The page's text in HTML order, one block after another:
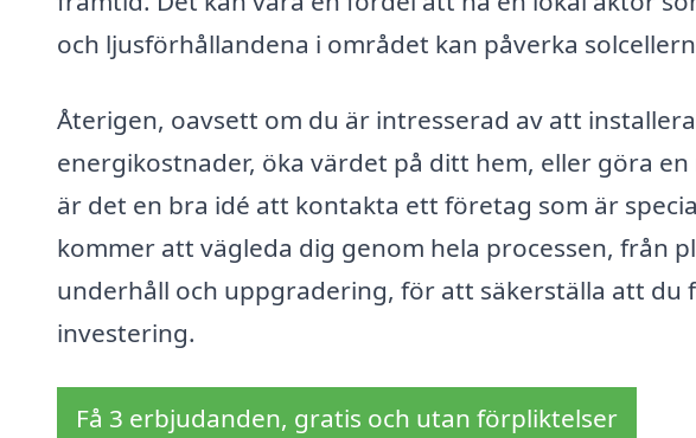
och ljusförhållandena i området kan påverka
Återigen, oavsett om du är intresserad av att
energikostnader, öka värdet på ditt hem, eller göra
är det en bra idé att kontakta ett företag som är
kommer att vägleda dig genom hela processen, från
underhåll och uppgradering, för att säkerställa att du
investering.
Få 3 erbjudanden, gratis och utan förpliktelser